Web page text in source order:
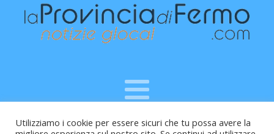
Raffaele Vitali - via Leopardi 10 - 61121 Pesaro (PU) -
Utilizziamo i cookie per essere sicuri che tu possa avere la